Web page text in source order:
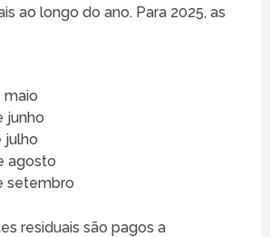
ao longo do ano. Para 2025, as
maio
junho
julho
agosto
setembro
residuais são pagos a